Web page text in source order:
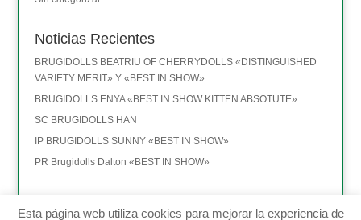
Noticias Recientes
BRUGIDOLLS BEATRIU OF CHERRYDOLLS «DISTINGUISHED
VARIETY MERIT» Y «BEST IN SHOW»
BRUGIDOLLS ENYA «BEST IN SHOW KITTEN ABSOTUTE»
SC BRUGIDOLLS HAN
IP BRUGIDOLLS SUNNY «BEST IN SHOW»
PR Brugidolls Dalton «BEST IN SHOW»
Esta página web utiliza cookies para mejorar la experiencia de